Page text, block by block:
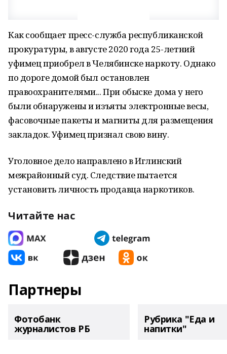
Как сообщает пресс-служба республиканской
прокуратуры, в августе 2020 года 25-летний
уфимец приобрел в Челябинске наркоту. Однако
по дороге домой был остановлен
правоохранителями... При обыске дома у него
были обнаружены и изъяты электронные весы,
фасовочные пакеты и магниты для размещения
закладок. Уфимец признал свою вину.
Уголовное дело направлено в Иглинский
межрайонный суд. Следствие пытается
установить личность продавца наркотиков.
Читайте нас
Партнеры
Фотобанк
журналистов РБ
Рубрика "Еда и
напитки"